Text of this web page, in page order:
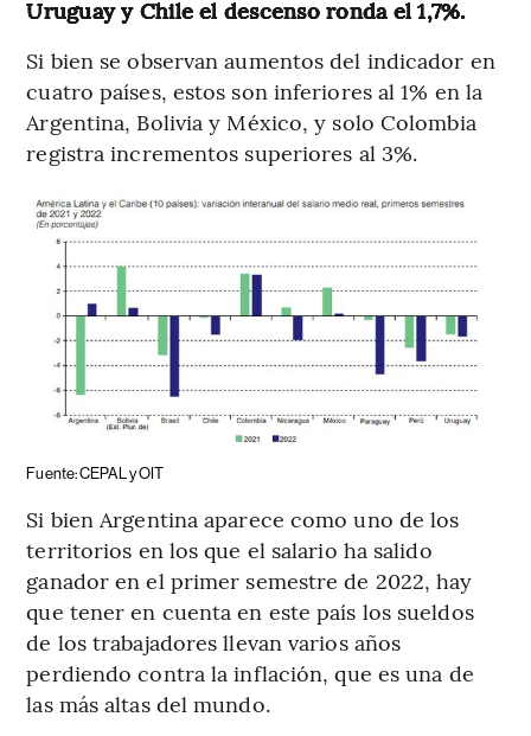
Uruguay y Chile el descenso ronda el 1,7%.
Si bien se observan aumentos del indicador en
cuatro países, estos son inferiores al 1% en la
Argentina, Bolivia y México, y solo Colombia
registra incrementos superiores al 3%.
Fuente: CEPAL y OIT
Si bien Argentina aparece como uno de los
territorios en los que el salario ha salido
ganador en el primer semestre de 2022, hay
que tener en cuenta en este país los sueldos
de los trabajadores llevan varios años
perdiendo contra la inflación, que es una de
las más altas del mundo.